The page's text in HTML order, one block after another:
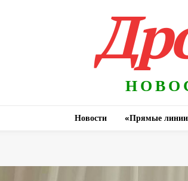
Новости «Прямые